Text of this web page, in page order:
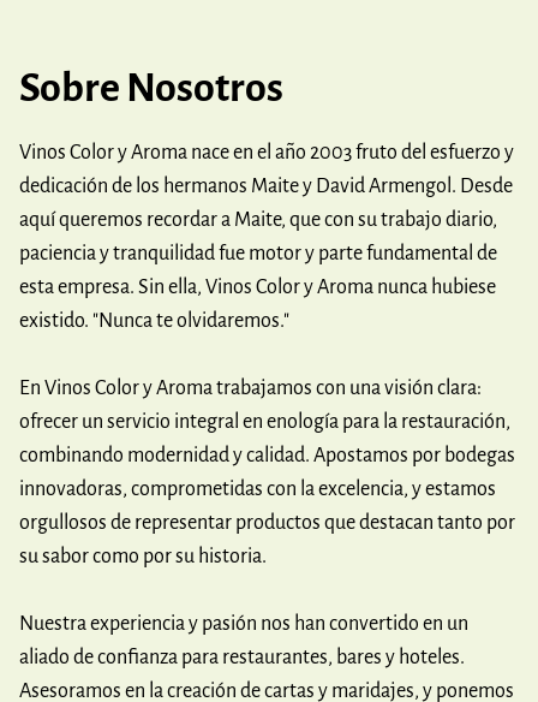
Sobre Nosotros
Vinos Color y Aroma nace en el año 2003 fruto del esfuerzo y
dedicación de los hermanos Maite y David Armengol. Desde
aquí queremos recordar a Maite, que con su trabajo diario,
paciencia y tranquilidad fue motor y parte fundamental de
esta empresa. Sin ella, Vinos Color y Aroma nunca hubiese
existido. "Nunca te olvidaremos."
En Vinos Color y Aroma trabajamos con una visión clara:
ofrecer un servicio integral en enología para la restauración,
combinando modernidad y calidad. Apostamos por bodegas
innovadoras, comprometidas con la excelencia, y estamos
orgullosos de representar productos que destacan tanto por
su sabor como por su historia.
Nuestra experiencia y pasión nos han convertido en un
aliado de confianza para restaurantes, bares y hoteles.
Asesoramos en la creación de cartas y maridajes, y ponemos